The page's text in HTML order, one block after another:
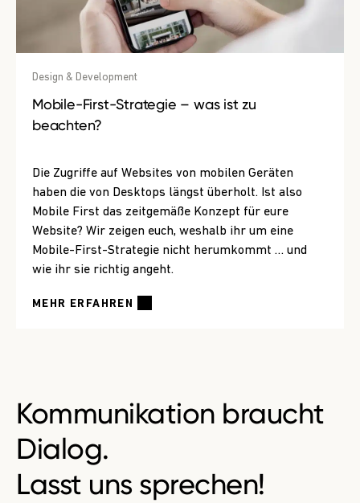
Design & Development
Mobile-First-Strategie – was ist zu
beachten?
Die Zugriffe auf Websites von mobilen Geräten
haben die von Desktops längst überholt. Ist also
Mobile First das zeitgemäße Konzept für eure
Website? Wir zeigen euch, weshalb ihr um eine
Mobile-First-Strategie nicht herumkommt … und
wie ihr sie richtig angeht.
MEHR ERFAHREN
Kommunikation braucht
Dialog.
Lasst uns sprechen!